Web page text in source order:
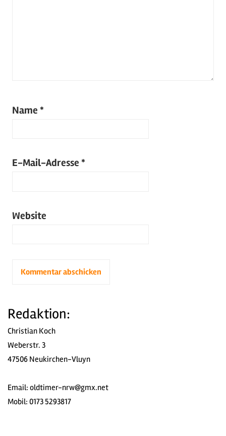
Name *
E-Mail-Adresse *
Website
Redaktion:
Christian Koch
Weberstr. 3
47506 Neukirchen-Vluyn
Email: oldtimer-nrw@gmx.net
Mobil: 0173 5293817